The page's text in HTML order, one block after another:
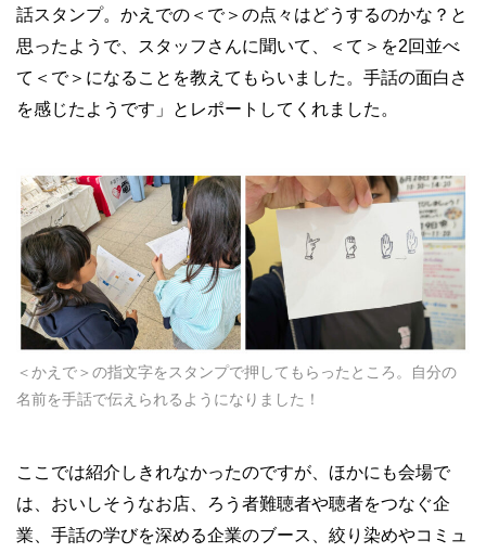
話スタンプ。かえでの＜で＞の点々はどうするのかな？と
思ったようで、スタッフさんに聞いて、＜て＞を2回並べ
て＜で＞になることを教えてもらいました。手話の面白さ
を感じたようです」とレポートしてくれました。
＜かえで＞の指文字をスタンプで押してもらったところ。自分の
名前を手話で伝えられるようになりました！
ここでは紹介しきれなかったのですが、ほかにも会場で
は、おいしそうなお店、ろう者難聴者や聴者をつなぐ企
業、手話の学びを深める企業のブース、絞り染めやコミュ